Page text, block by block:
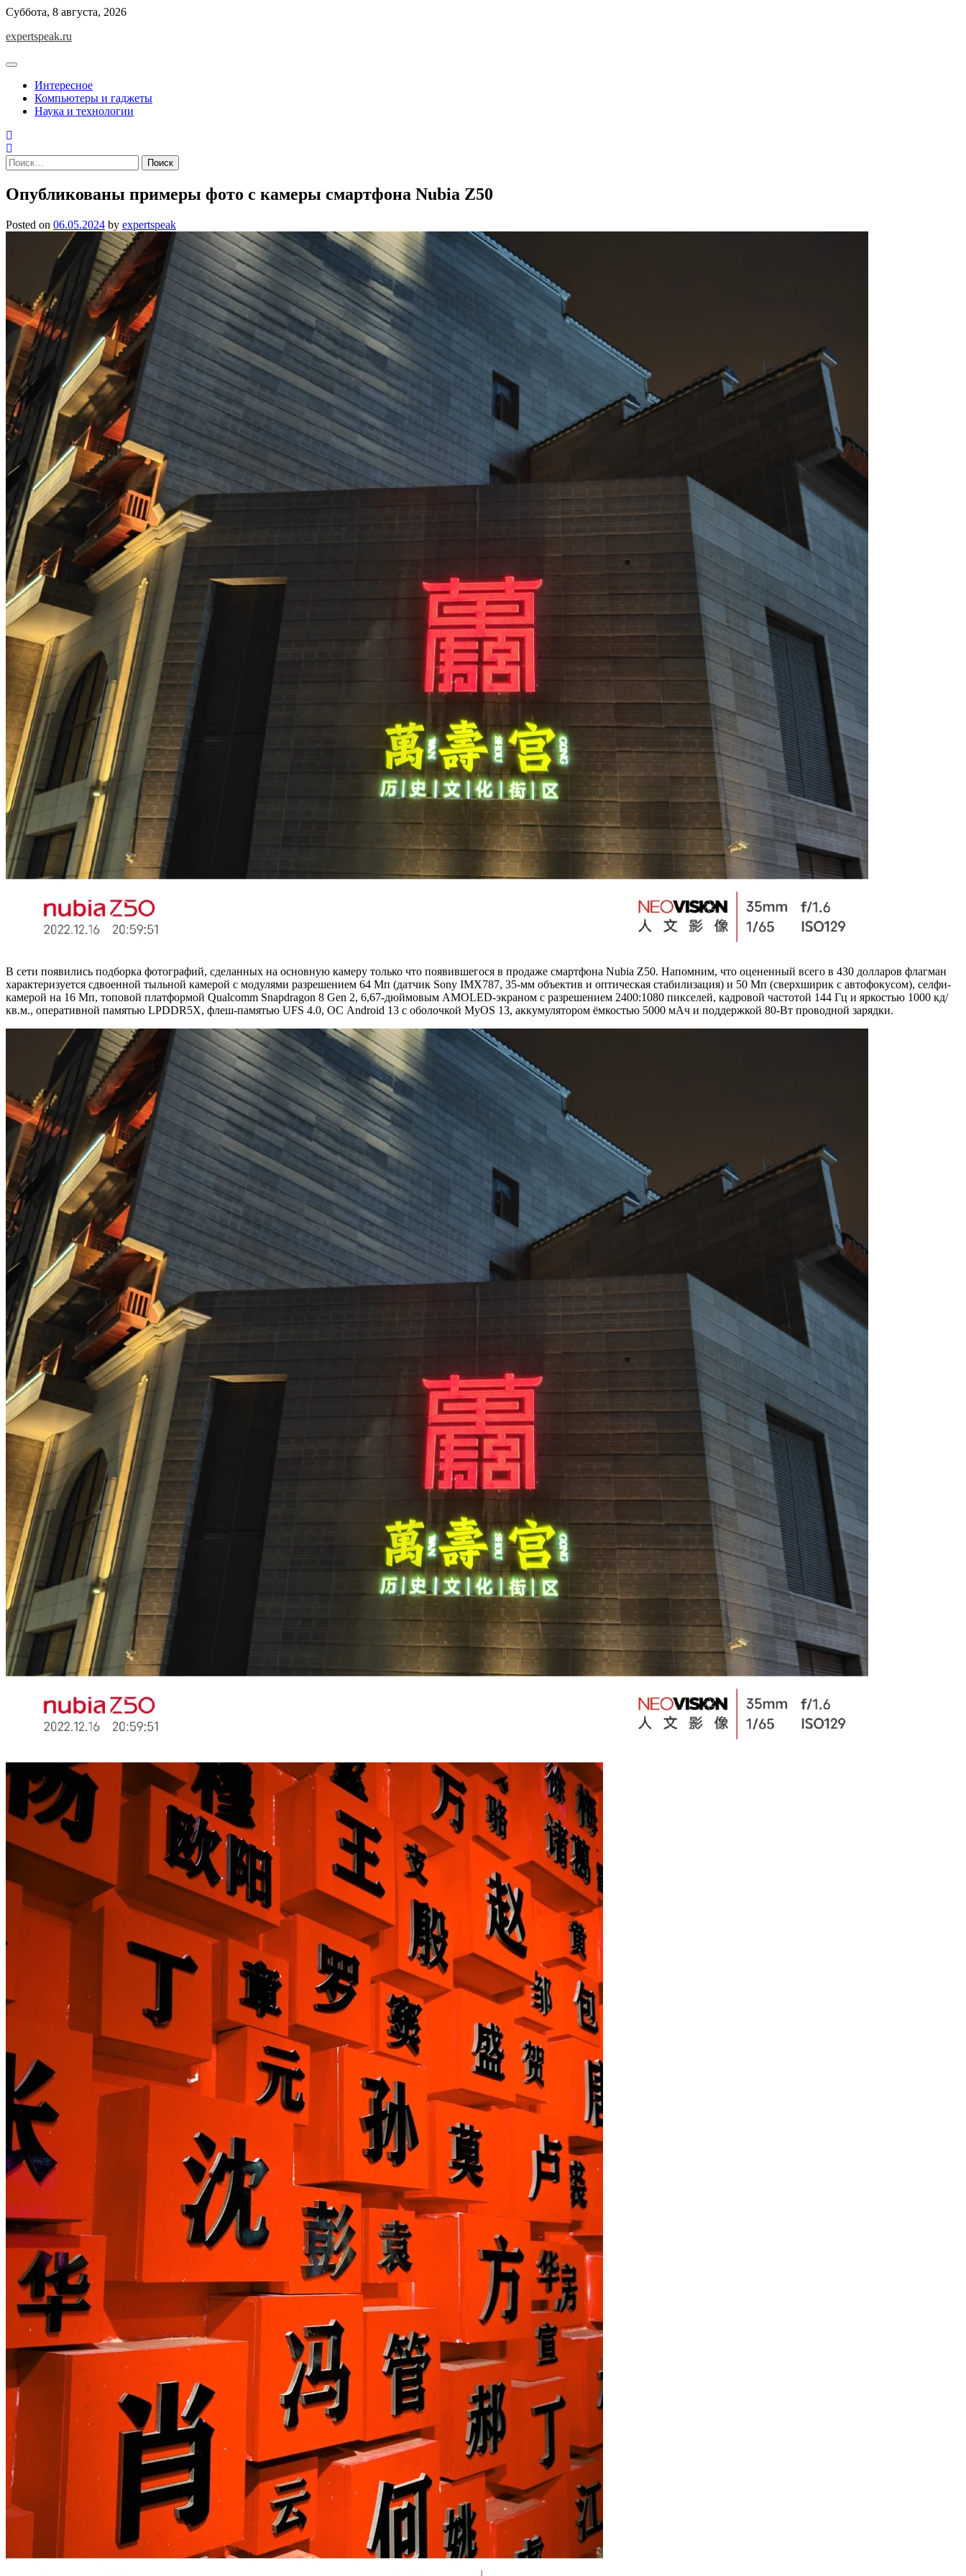
Skip
content
Суббота, 8 августа, 2026
expertspeak.ru
Интересное
Компьютеры и гаджеты
Наука и технологии
Найти:
Опубликованы примеры фото с камеры смартфона Nubia Z50
Posted on 06.05.2024 by expertspeak
В сети появились подборка фотографий, сделанных на основную камеру только что появившегося в продаже смартфона Nubia Z50. Напомним, что оцененный всего в 430 долларов флагман
характеризуется сдвоенной тыльной камерой с модулями разрешением 64 Мп (датчик Sony IMX787, 35-мм объектив и оптическая стабилизация) и 50 Мп (сверхширик с автофокусом), селфи-
камерой на 16 Мп, топовой платформой Qualcomm Snapdragon 8 Gen 2, 6,67-дюймовым AMOLED-экраном с разрешением 2400:1080 пикселей, кадровой частотой 144 Гц и яркостью 1000 кд/
кв.м., оперативной памятью LPDDR5X, флеш-памятью UFS 4.0, ОС Android 13 с оболочкой MyOS 13, аккумулятором ёмкостью 5000 мАч и поддержкой 80-Вт проводной зарядки.